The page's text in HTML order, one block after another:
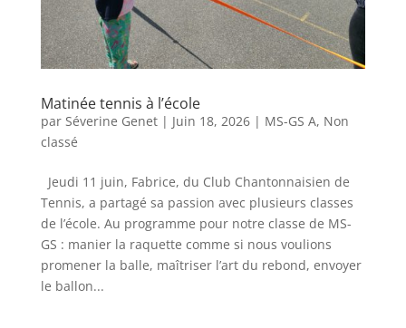
Matinée tennis à l’école
par Séverine Genet| Juin 18, 2026| MS-GS A, Non
classé
Jeudi 11 juin, Fabrice, du Club Chantonnaisien de
Tennis, a partagé sa passion avec plusieurs classes
de l’école. Au programme pour notre classe de MS-
GS : manier la raquette comme si nous voulions
promener la balle, maîtriser l’art du rebond, envoyer
le ballon...